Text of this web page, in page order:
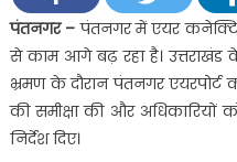
पंतनगर – पंतनगर में एयर
से काम आगे बढ़ रहा है।
भ्रमण के दौरान पंतनगर एयरपोर्ट
की समीक्षा की और अधिकारियों
निर्देश दिए।